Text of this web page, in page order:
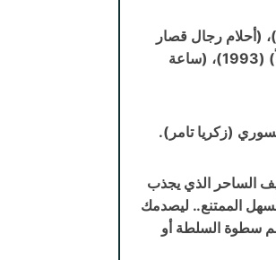
صدرت له كذلك عدة مجموعات قصصية مهمة، ومنها: (حديث من الطابق الثالث) (1970)، (أحلام رجال قصار
العمر) (1979)، (هذا ما كان) (1987)، (منحنى النهر) (1990)، (ضوء ضعيف لا يكشف شيئاً) (1993)، (ساعة
الساحر الذي يجذب
الممتنع.. ليصدمك
سطوة السلطة أو